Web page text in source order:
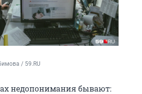
/ 59.RU
недопонимания бывают: